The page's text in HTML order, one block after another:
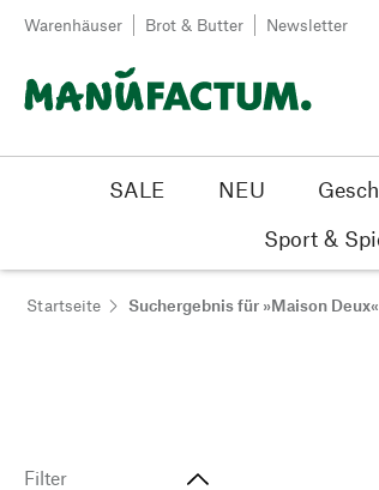
Zum Inhalt springen
Warenhäuser Brot & Butter Newsletter
SALE NEU
Sport &
Startseite Suchergebnis für »Maison Deux«
Filter